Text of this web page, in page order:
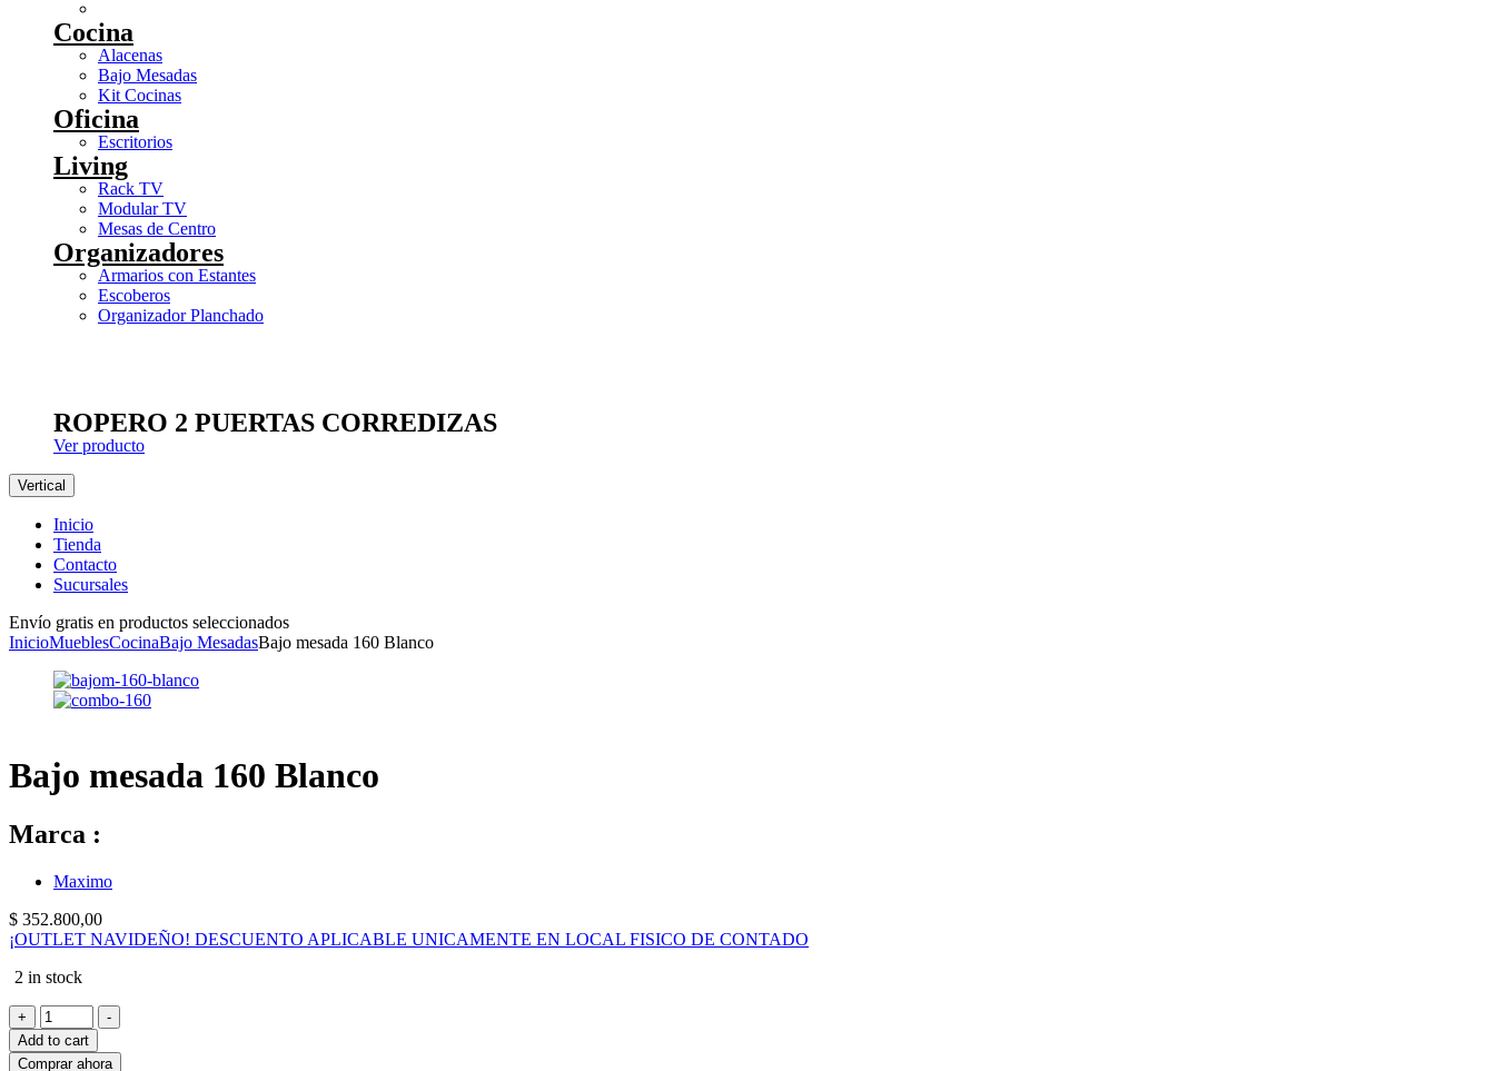
Cocina
Alacenas
Bajo Mesadas
Kit Cocinas
Oficina
Escritorios
Living
Rack TV
Modular TV
Mesas de Centro
Organizadores
Armarios con Estantes
Escoberos
Organizador Planchado
ROPERO 2 PUERTAS CORREDIZAS
Ver producto
Vertical
Inicio
Tienda
Contacto
Sucursales
Envío gratis en productos seleccionados
InicioMueblesCocinaBajo MesadasBajo mesada 160 Blanco
Bajo mesada 160 Blanco
Marca :
Maximo
$ 352.800,00
¡OUTLET NAVIDEÑO! DESCUENTO APLICABLE UNICAMENTE EN LOCAL FISICO DE CONTADO
2 in stock
+
Bajo
mesada
160
-
Add to cart
Comprar ahora